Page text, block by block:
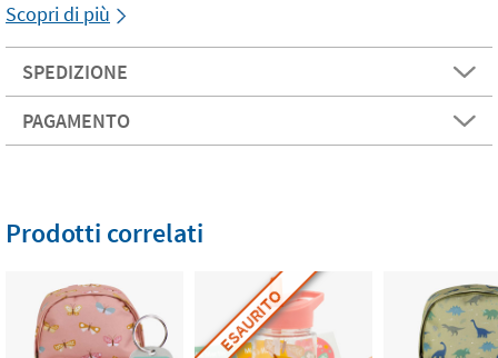
Scopri di più
SPEDIZIONE
PAGAMENTO
Prodotti correlati
ESAURITO